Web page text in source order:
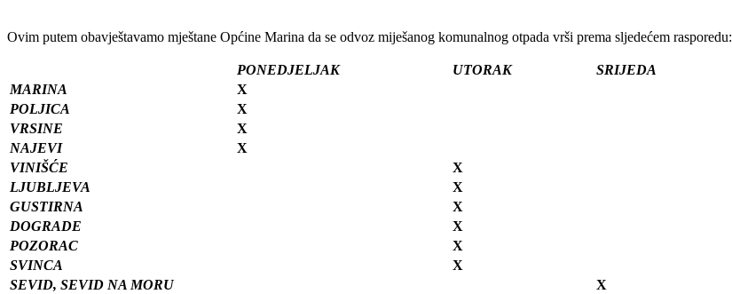
Ovim putem obavještavamo mještane Općine Marina da se odvoz miješanog komunalnog otpada vrši prema sljedećem rasporedu:
PONEDJELJAK UTORAK SRIJEDA
MARINA
X
POLJICA
X
VRSINE
X
NAJEVI
X
VINIŠĆE
X
LJUBLJEVA
X
GUSTIRNA
X
DOGRADE
X
POZORAC
X
SVINCA
X
SEVID, SEVID NA MORU
X